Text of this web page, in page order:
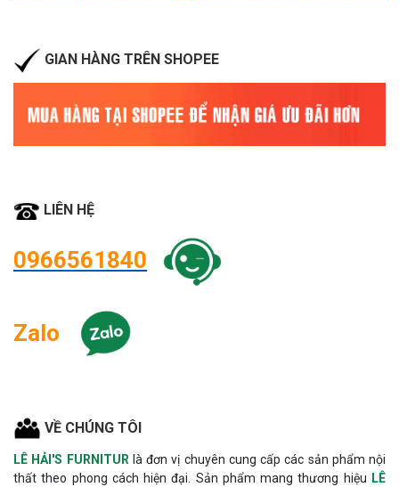
GIAN HÀNG TRÊN SHOPEE
LIÊN HỆ
0966561840
Zalo
VỀ CHÚNG TÔI
LÊ HẢI'S FURNITURlà đơn vị chuyên cung cấp các sản phẩm nội
thất theo phong cách hiện đại. Sản phẩm mang thương hiệu LÊ